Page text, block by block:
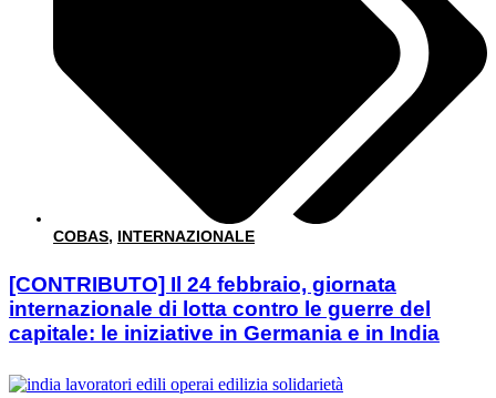
COBAS, INTERNAZIONALE
[CONTRIBUTO] Il 24 febbraio, giornata
internazionale di lotta contro le guerre del
capitale: le iniziative in Germania e in India